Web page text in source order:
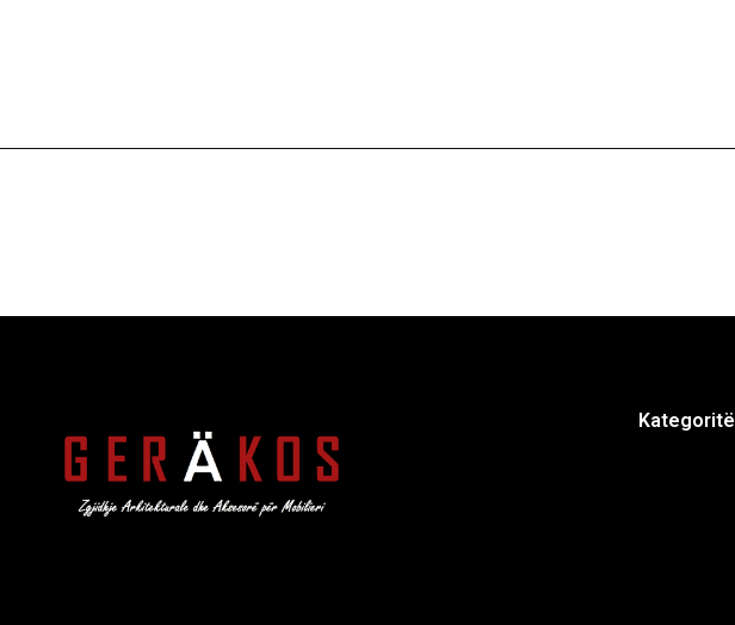
Kategoritë